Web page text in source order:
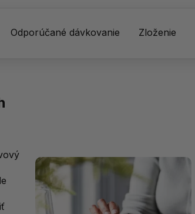
Odporúčané dávkovanie Zloženie